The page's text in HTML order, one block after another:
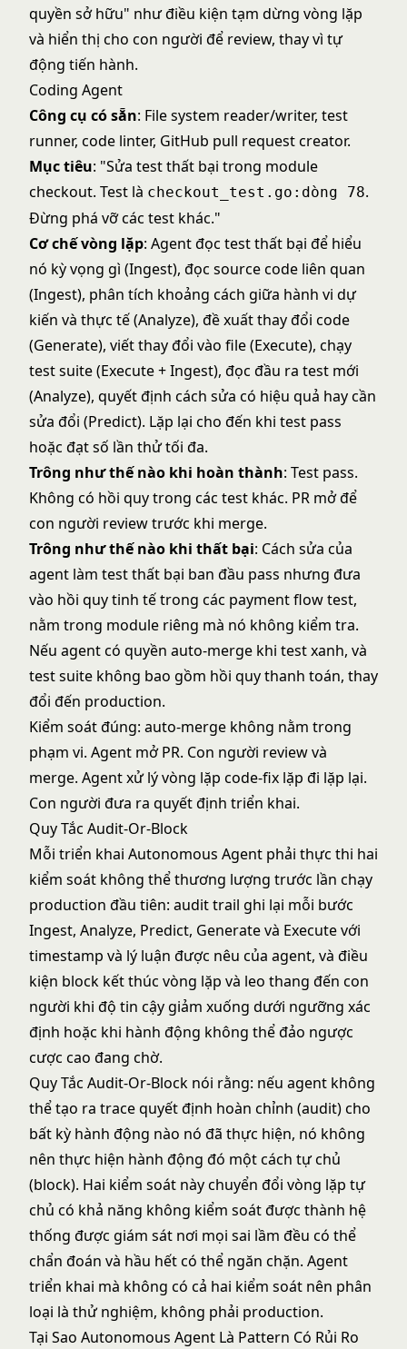
quyền sở hữu" như điều kiện tạm dừng vòng lặp
và hiển thị cho con người để review, thay vì tự
động tiến hành.
Coding Agent
Công cụ có sẵn: File system reader/writer, test
runner, code linter, GitHub pull request creator.
Mục tiêu: "Sửa test thất bại trong module
checkout. Test là checkout_test.go:dòng 78.
Đừng phá vỡ các test khác."
Cơ chế vòng lặp: Agent đọc test thất bại để hiểu
nó kỳ vọng gì (Ingest), đọc source code liên quan
(Ingest), phân tích khoảng cách giữa hành vi dự
kiến và thực tế (Analyze), đề xuất thay đổi code
(Generate), viết thay đổi vào file (Execute), chạy
test suite (Execute + Ingest), đọc đầu ra test mới
(Analyze), quyết định cách sửa có hiệu quả hay cần
sửa đổi (Predict). Lặp lại cho đến khi test pass
hoặc đạt số lần thử tối đa.
Trông như thế nào khi hoàn thành: Test pass.
Không có hồi quy trong các test khác. PR mở để
con người review trước khi merge.
Trông như thế nào khi thất bại: Cách sửa của
agent làm test thất bại ban đầu pass nhưng đưa
vào hồi quy tinh tế trong các payment flow test,
nằm trong module riêng mà nó không kiểm tra.
Nếu agent có quyền auto-merge khi test xanh, và
test suite không bao gồm hồi quy thanh toán, thay
đổi đến production.
Kiểm soát đúng: auto-merge không nằm trong
phạm vi. Agent mở PR. Con người review và
merge. Agent xử lý vòng lặp code-fix lặp đi lặp lại.
Con người đưa ra quyết định triển khai.
Quy Tắc Audit-Or-Block
Mỗi triển khai Autonomous Agent phải thực thi hai
kiểm soát không thể thương lượng trước lần chạy
production đầu tiên: audit trail ghi lại mỗi bước
Ingest, Analyze, Predict, Generate và Execute với
timestamp và lý luận được nêu của agent, và điều
kiện block kết thúc vòng lặp và leo thang đến con
người khi độ tin cậy giảm xuống dưới ngưỡng xác
định hoặc khi hành động không thể đảo ngược
cược cao đang chờ.
Quy Tắc Audit-Or-Block nói rằng: nếu agent không
thể tạo ra trace quyết định hoàn chỉnh (audit) cho
bất kỳ hành động nào nó đã thực hiện, nó không
nên thực hiện hành động đó một cách tự chủ
(block). Hai kiểm soát này chuyển đổi vòng lặp tự
chủ có khả năng không kiểm soát được thành hệ
thống được giám sát nơi mọi sai lầm đều có thể
chẩn đoán và hầu hết có thể ngăn chặn. Agent
triển khai mà không có cả hai kiểm soát nên phân
loại là thử nghiệm, không phải production.
Tại Sao Autonomous Agent Là Pattern Có Rủi Ro